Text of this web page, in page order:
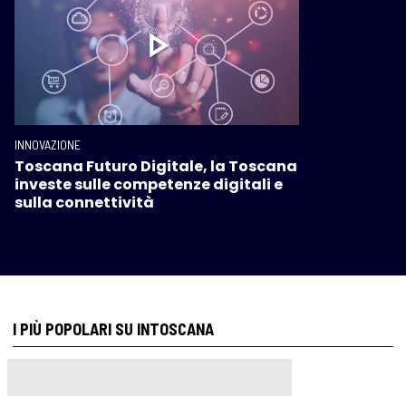
INNOVAZIONE
Toscana Futuro Digitale, la Toscana
investe sulle competenze digitali e
sulla connettività
I PIÙ POPOLARI SU INTOSCANA